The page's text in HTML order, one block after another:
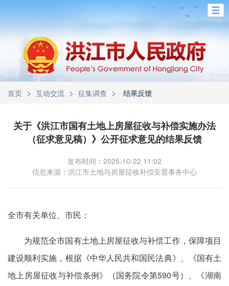
首页 > 互动交流 > 征集调查 > 结果反馈
关于《洪江市国有土地上房屋征收与补偿实施办法
（征求意见稿）》公开征求意见的结果反馈
发布时间：2025-10-22 11:02
信息来源：洪江市土地与房屋征收补偿安置事务中心
全市有关单位、市民：
为规范全市国有土地上房屋征收与补偿工作，保障项目
建设顺利实施，根据《中华人民共和国民法典》、《国有土
地上房屋征收与补偿条例》（国务院令第590号）、《湖南